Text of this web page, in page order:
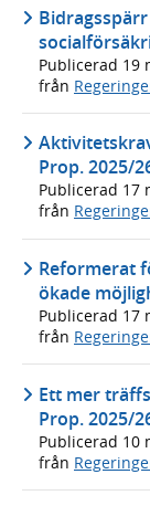
Publicerad 19
från
Prop. 2025/
Publicerad 17
från
Reformerat
ökade
Publicerad 17
från
Ett mer
Prop. 2025/
Publicerad 10
från